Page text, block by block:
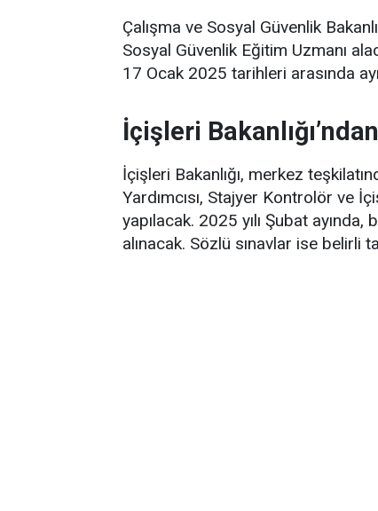
Çalışma ve Sosyal Güvenlik
Sosyal Güvenlik Eğitim Uzmanı
17 Ocak 2025 tarihleri arasında
İçişleri
İçişleri Bakanlığı, merkez
Yardımcısı, Stajyer Kontrolör ve
yapılacak. 2025 yılı Şubat
alınacak. Sözlü sınavlar ise belirli